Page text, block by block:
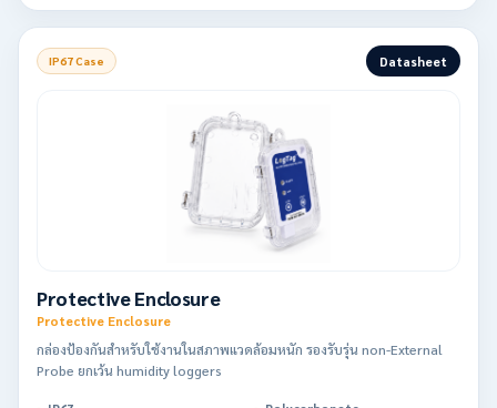
IP67 Case Datasheet
Protective Enclosure
Protective Enclosure
กล่องป้องกันสำหรับใช้งานในสภาพแวดล้อมหนัก รองรับรุ่น non-External
Probe ยกเว้น humidity loggers